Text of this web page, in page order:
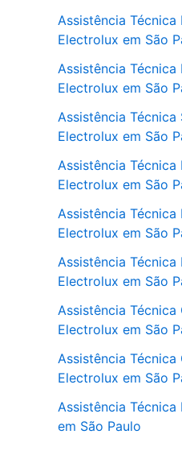
Assistência
Electrolux em São
Assistência Técnica
Electrolux em São
Assistência Técnica
Electrolux em São
Assistência Técnica
Electrolux em São
Assistência Técnica
Electrolux em São
Assistência
Electrolux em São
Assistência
Electrolux em São
Assistência Técnica
Electrolux em São
Assistência
em São Paulo